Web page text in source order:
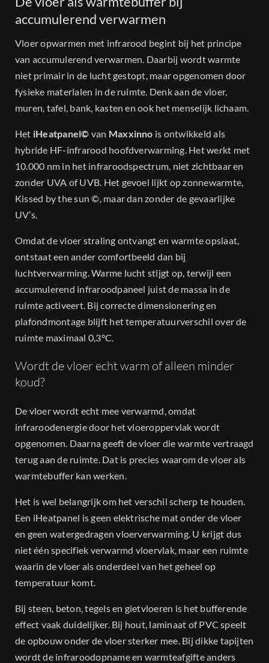
accumulerend verwarmen
Vloer opwarmen met infrarood begint bij het principe
van accumulerend verwarmen. Daarbij wordt warmte
niet primair in de lucht gestopt, maar opgenomen door
fysieke materialen in de ruimte. Denk aan de vloer,
muren, tafel, bank, kasten en ook het menselijk lichaam.
Het iHeatpanel© van Maxxinno is ontwikkeld als
hybride HF-infrarood hoofdverwarming. Het werkt met
10.000 nm in het infraroodspectrum, niet zichtbaar en
zonder UVA of UVB. Het gevoel lijkt op zonnewarmte,
Kissed by the sun ©, maar dan zonder de gevaarlijke
UV’s.
Omdat de vloer straling ontvangt en warmte opslaat,
ontstaat een ander comfortbeeld dan bij
luchtverwarming. Warme lucht stijgt op, terwijl een
accumulerend infraroodpaneel juist de massa in de
ruimte activeert. Bij correcte dimensionering en
plafondmontage blijft het temperatuurverschil over de
ruimte maximaal 0,3°C.
Wordt de vloer echt warm of alleen minder
koud?
De vloer wordt echt mee verwarmd, omdat
infraroodenergie door het vloeroppervlak wordt
opgenomen. Daarna geeft de vloer die warmte vertraagd
terug aan de ruimte. Dat is precies waarom de vloer als
warmtebuffer kan werken.
Het is wel belangrijk om het verschil scherp te houden.
Een iHeatpanel is geen elektrische mat onder de vloer
en geen watergedragen vloerverwarming. U krijgt dus
niet één specifiek verwarmd vloervlak, maar een ruimte
waarin de vloer als onderdeel van het geheel op
temperatuur komt.
Bij steen, beton, tegels en gietvloeren is het bufferende
effect vaak duidelijker. Bij hout, laminaat of PVC speelt
de opbouw onder de vloer sterker mee. Bij dikke tapijten
wordt de infraroodopname en warmteafgifte anders